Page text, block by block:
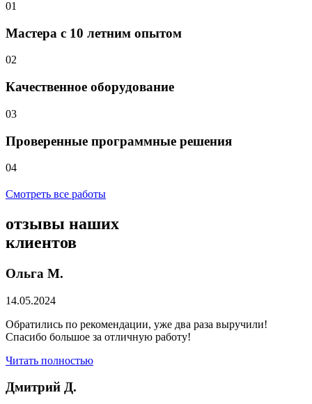
01
Мастера с 10 летним опытом
02
Качественное оборудование
03
Проверенные программные решения
04
Смотреть все работы
отзывы наших
клиентов
Ольга М.
14.05.2024
Обратились по рекомендации, уже два раза выручили!
Спасибо большое за отличную работу!
Читать полностью
Дмитрий Д.